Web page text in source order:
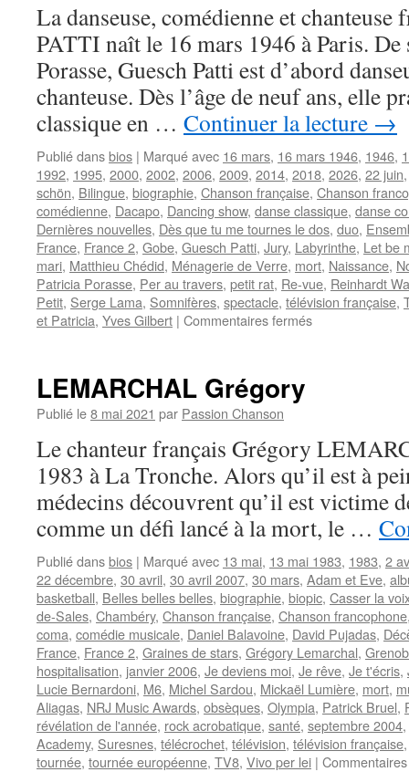
La danseuse, comédienne et chanteuse
PATTI naît le 16 mars 1946 à Paris.
Porasse, Guesch Patti est d’abord
chanteuse. Dès l’âge de neuf ans, elle
classique en … Continuer la lecture →
Publié dansbios | Marqué avec 16 mars, 16 mars 1946, 1946,
1992, 1995, 2000, 2002, 2006, 2009, 2014, 2018, 2026, 22 juin
schön, Bilingue, biographie, Chanson française, Chanson
comédienne, Dacapo, Dancing show, danse classique, danse
Dernières nouvelles, Dès que tu me tournes le dos, duo,
France, France 2, Gobe, Guesch Patti, Jury, Labyrinthe, Let be
mari, Matthieu Chédid, Ménagerie de Verre, mort, Naissance,
Patricia Porasse, Per au travers, petit rat, Re-vue, Reinhardt
Petit, Serge Lama, Somnifères, spectacle, télévision française,
et Patricia, Yves Gilbert | Commentaires ferméssur
LEMARCHAL Grégory
Publié le8 mai 2021 par Passion Chanson
Le chanteur français Grégory
1983 à La Tronche. Alors qu’il est à
médecins découvrent qu’il est victime
comme un défi lancé à la mort, le …
Publié dansbios | Marqué avec 13 mai, 13 mai 1983, 1983, 2
22 décembre, 30 avril, 30 avril 2007, 30 mars, Adam et Eve,
basketball, Belles belles belles, biographie, biopic, Casser la
de-Sales, Chambéry, Chanson française, Chanson francophone
coma, comédie musicale, Daniel Balavoine, David Pujadas,
France, France 2, Graines de stars, Grégory Lemarchal,
hospitalisation, janvier 2006, Je deviens moi, Je rêve, Je t'écris,
Lucie Bernardoni, M6, Michel Sardou, Mickaël Lumière, mort,
Aliagas, NRJ Music Awards, obsèques, Olympia, Patrick Bruel,
révélation de l'année, rock acrobatique, santé, septembre 2004,
Academy, Suresnes, télécrochet, télévision, télévision française
tournée, tournée européenne, TV8, Vivo per lei |